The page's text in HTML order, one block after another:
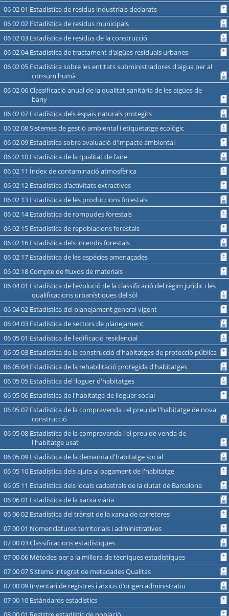
06 02 01 Estadística de residus industrials declarats
06 02 02 Estadística de residus municipals
06 02 03 Estadística de residus de la construcció
06 02 04 Estadística de tractament d'aigües residuals urbanes
06 02 05 Estadística sobre les entitats subministradores d'aigua per al
consum humà
06 02 06 Classificació anual de la qualitat sanitària de les aigües de
bany
06 02 07 Estadística dels espais naturals protegits
06 02 08 Sistemes de gestió ambiental i etiquetatge ecològic
06 02 09 Estadística sobre avaluació d'impacte ambiental
06 02 10 Estadística de la qualitat de l'aire
06 02 11 Índex de contaminació atmosfèrica
06 02 12 Estadística d'activitats extractives
06 02 13 Estadística de les produccions forestals
06 02 14 Estadística de rompudes forestals
06 02 15 Estadística de repoblacions forestals
06 02 16 Estadística dels incendis forestals
06 02 17 Estadística de les espècies amenaçades
06 02 18 Compte de fluxos de materials
06 04 01 Estadística de l'evolució de la classificació del règim jurídic i les
qualificacions urbanístiques del sòl
06 04 02 Estadística del planejament general vigent
06 04 03 Estadística de sectors de planejament
06 05 01 Estadística de l'edificació residencial
06 05 03 Estadística de la construcció d'habitatges de protecció pública
06 05 04 Estadística de la rehabilitació protegida d'habitatges
06 05 05 Estadística del lloguer d'habitatges
06 05 06 Estadística de l'habitatge de lloguer social
06 05 07 Estadística de la compravenda i el preu de l'habitatge de nova
construcció
06 05 08 Estadística de la compravenda i el preu de venda de
l'habitatge usat
06 05 09 Estadística de la demanda d'habitatge social
06 05 10 Estadística dels ajuts al pagament de l'habitatge
06 05 11 Estadística dels locals cadastrals de la ciutat de Barcelona
06 06 01 Estadística de la xarxa viària
06 06 02 Estadística del trànsit de la xarxa de carreteres
07 00 01 Nomenclatures territorials i administratives
07 00 03 Classificacions estadístiques
07 00 06 Mètodes per a la millora de tècniques estadístiques
07 00 07 Sistema integrat de metadades Qualitas
07 00 09 Inventari de registres i arxius d'origen administratiu
07 00 10 Estàndards estadístics